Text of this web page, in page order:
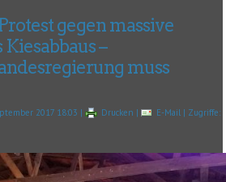
gegen massive
–
muss
2017 18:03 | Drucken | E-Mail | Zugriffe: